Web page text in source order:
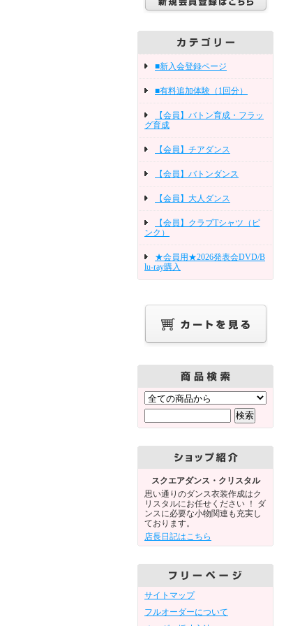
■新入会登録ページ
■有料追加体験（1回分）
【会員】バトン育成・フラッ
グ育成
【会員】チアダンス
【会員】バトンダンス
【会員】大人ダンス
【会員】クラブTシャツ（ピ
ンク）
★会員用★2026発表会DVD/B
lu-ray購入
スクエアダンス・クリスタル
思い通りのダンス衣装作成はク
リスタルにお任せください ！ ダ
ンスに必要な小物関連も充実し
ております。
店長日記はこちら
サイトマップ
フルオーダーについて